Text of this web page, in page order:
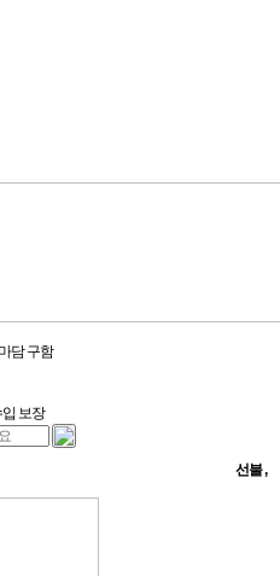
담 구함
보장
선불